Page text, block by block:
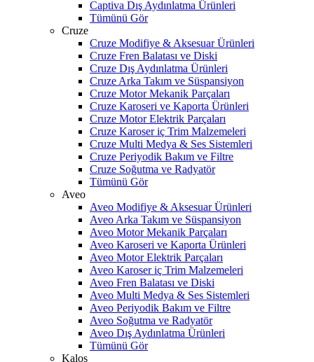
Captiva Dış Aydınlatma Ürünleri
Tümünü Gör
Cruze
Cruze Modifiye & Aksesuar Ürünleri
Cruze Fren Balatası ve Diski
Cruze Dış Aydınlatma Ürünleri
Cruze Arka Takım ve Süspansiyon
Cruze Motor Mekanik Parçaları
Cruze Karoseri ve Kaporta Ürünleri
Cruze Motor Elektrik Parçaları
Cruze Karoser iç Trim Malzemeleri
Cruze Multi Medya & Ses Sistemleri
Cruze Periyodik Bakım ve Filtre
Cruze Soğutma ve Radyatör
Tümünü Gör
Aveo
Aveo Modifiye & Aksesuar Ürünleri
Aveo Arka Takım ve Süspansiyon
Aveo Motor Mekanik Parçaları
Aveo Karoseri ve Kaporta Ürünleri
Aveo Motor Elektrik Parçaları
Aveo Karoser iç Trim Malzemeleri
Aveo Fren Balatası ve Diski
Aveo Multi Medya & Ses Sistemleri
Aveo Periyodik Bakım ve Filtre
Aveo Soğutma ve Radyatör
Aveo Dış Aydınlatma Ürünleri
Tümünü Gör
Kalos